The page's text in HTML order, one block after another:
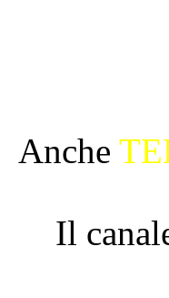
Anche
Il